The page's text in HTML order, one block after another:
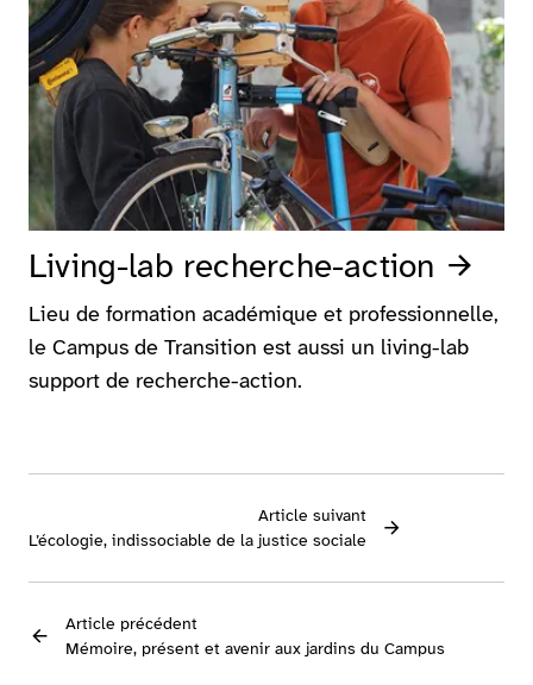
Living-lab recherche-action
Lieu de formation académique et professionnelle,
le Campus de Transition est aussi un living-lab
support de recherche-action.
Article précédent
Mémoire, présent et avenir aux jardins du Campus
Article suivant
L’écologie, indissociable de la justice sociale